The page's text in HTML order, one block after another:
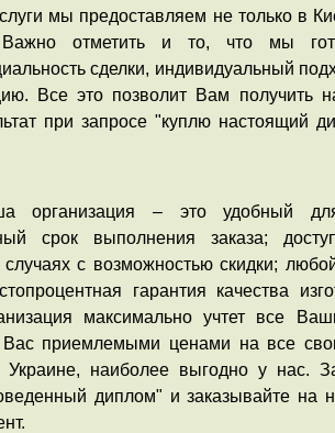
мы предоставляем не только в
отметить и то, что мы
сделки, индивидуальный
Все это позволит Вам получить
при запросе "куплю настоящий
организация – это удобный
срок выполнения заказа;
случаях с возможностью скидки;
гарантия качества
максимально учтет все
Вас приемлемыми ценами на все
наиболее выгодно у нас.
диплом" и заказывайте на